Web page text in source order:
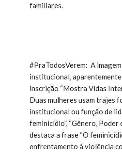
familiares.
#PraTodosVerem: A
institucional,
inscrição “Mostra Vidas
Duas mulheres usam trajes
institucional ou função de
feminicídio”, “Gênero, Poder
destaca a frase “O
enfrentamento à violência